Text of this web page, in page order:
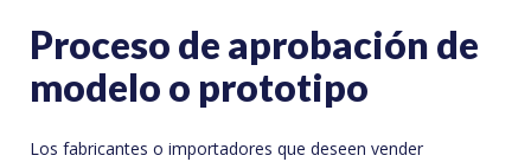
Proceso de aprobación de
modelo o prototipo
Los fabricantes o importadores que deseen vender